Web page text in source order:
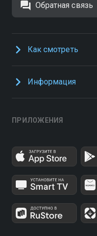
Обратная связь
Как смотреть
Информация
ПРИЛОЖЕНИЯ